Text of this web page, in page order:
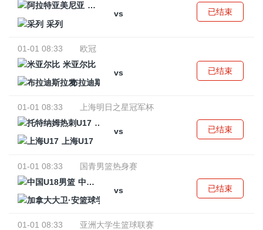
阿拉特亚美尼亚
vs
采列
已结束
01-01 08:33
欧冠
米亚尔比
vs
布拉迪斯拉发
已结束
01-01 08:33
上海明日之星冠军杯
托特纳姆热刺U17
vs
上海U17
已结束
01-01 08:33
国青男篮热身赛
中国U18男篮
vs
已结束
01-01 08:33
亚洲大学生篮球联赛